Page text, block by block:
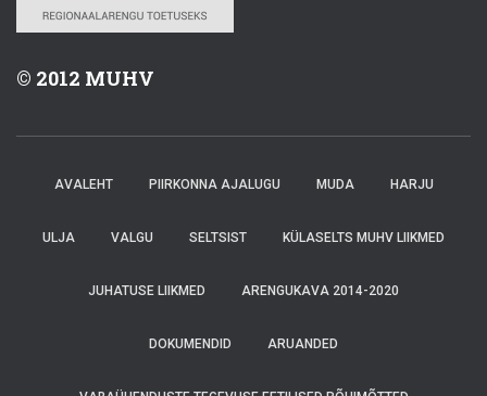
© 2012 MUHV
AVALEHT PIIRKONNA AJALUGU MUDA HARJU
ULJA VALGU SELTSIST KÜLASELTS MUHV LIIKMED
JUHATUSE LIIKMED ARENGUKAVA 2014-2020
DOKUMENDID ARUANDED